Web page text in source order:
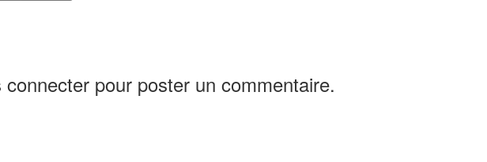
pour poster un commentaire.